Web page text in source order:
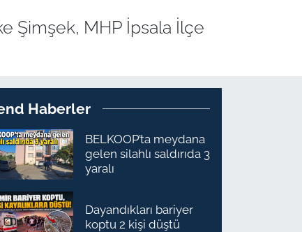
Şimşek, MHP İpsala İlçe
Haberler
BELKOOP’ta meydana
gelen silahlı saldırıda 3
yaralı
Dayandıkları bariyer
koptu 2 kişi düştü